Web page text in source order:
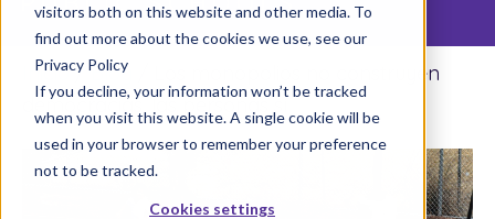
visitors both on this website and other media. To
find out more about the cookies we use, see our
Privacy Policy
If you decline, your information won’t be tracked
when you visit this website. A single cookie will be
used in your browser to remember your preference
not to be tracked.
Cookies settings
Inicio/Blog
Los monopolios no construyen
democracias, las personas sí